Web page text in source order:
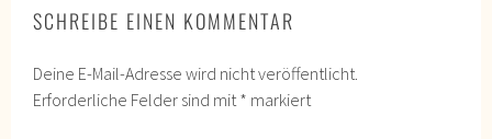
SCHREIBE EINEN KOMMENTAR
Deine E-Mail-Adresse wird nicht veröffentlicht.
Erforderliche Felder sind mit * markiert